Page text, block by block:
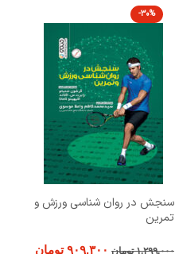
-30%
سنجش در روان شناسی ورزش و
تمرین
۱,۲۹۹,۰۰۰ تومان ۹۰۹,۳۰۰ تومان